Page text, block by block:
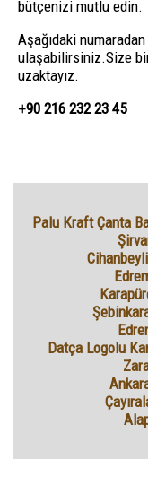
bütçenizi mutlu edin.
Aşağıdaki
ulaşabilirsiniz.Size
uzaktayız.
+90 216 232 23 45
Palu Kraft Çanta
Datça Logolu